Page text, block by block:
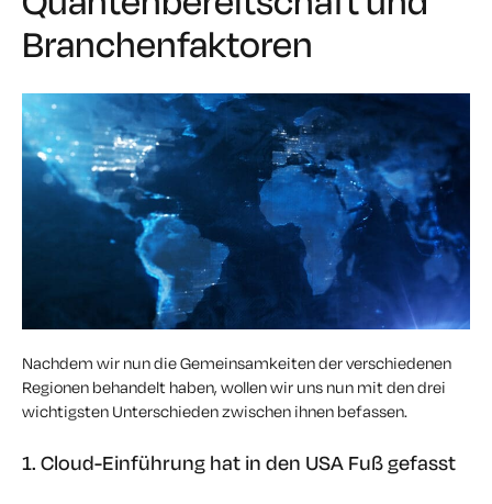
Branchenfaktoren
Nachdem wir nun die Gemeinsamkeiten der verschiedenen
Regionen behandelt haben, wollen wir uns nun mit den drei
wichtigsten Unterschieden zwischen ihnen befassen.
1. Cloud-Einführung hat in den USA Fuß gefasst